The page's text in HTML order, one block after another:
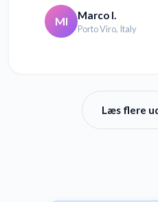
MI Marco I.
Porto Viro, Italy
Læs flere